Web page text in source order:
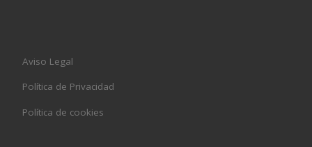
Aviso Legal
Política de Privacidad
Política de cookies